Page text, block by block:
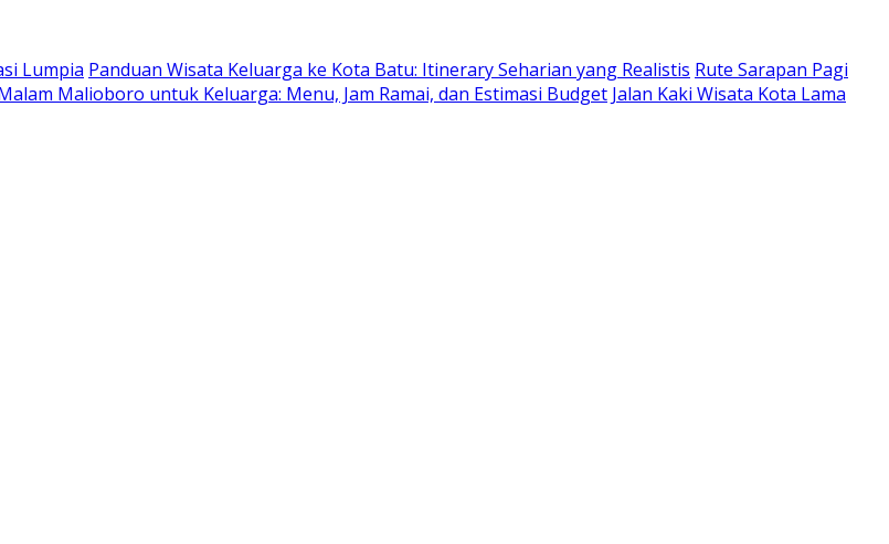
Lumpia Panduan Wisata Keluarga ke Kota Batu: Itinerary Seharian yang Realistis Rute Sarapan Pagi
Malioboro untuk Keluarga: Menu, Jam Ramai, dan Estimasi Budget Jalan Kaki Wisata Kota Lama